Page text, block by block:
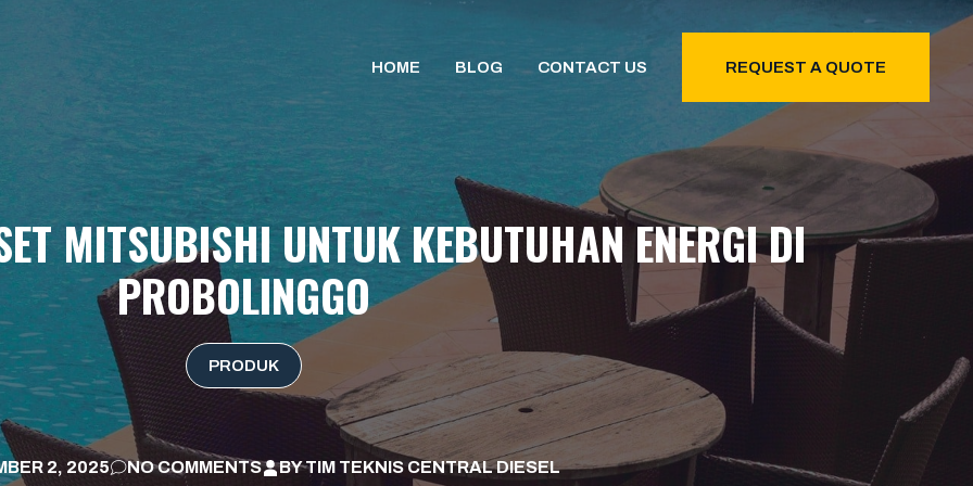
HOME BLOG CONTACT US REQUEST A QUOTE
MITSUBISHI UNTUK KEBUTUHAN ENERGI DI
PROBOLINGGO
PRODUK
2, 2025 NO COMMENTS BYTIM TEKNIS CENTRAL DIESEL